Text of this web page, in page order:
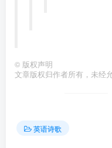
© 版权声明
文章版权归作者所有，未经
英语诗歌